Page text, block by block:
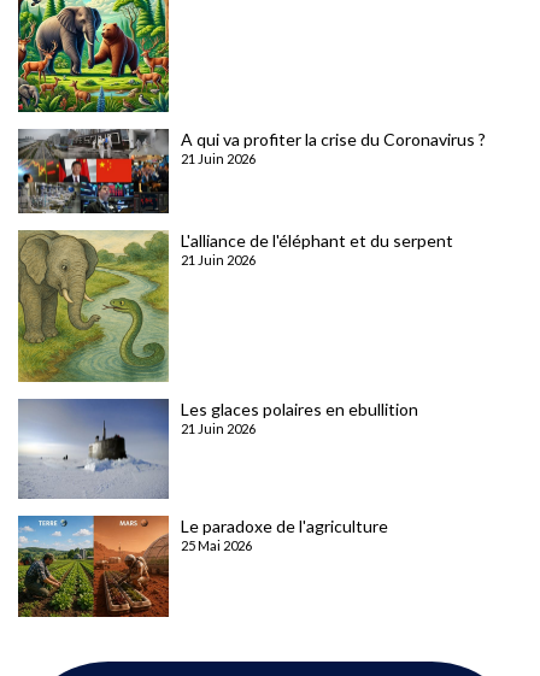
A qui va profiter la crise du Coronavirus ?
21 Juin 2026
L'alliance de l'éléphant et du serpent
21 Juin 2026
Les glaces polaires en ebullition
21 Juin 2026
Le paradoxe de l'agriculture
25 Mai 2026